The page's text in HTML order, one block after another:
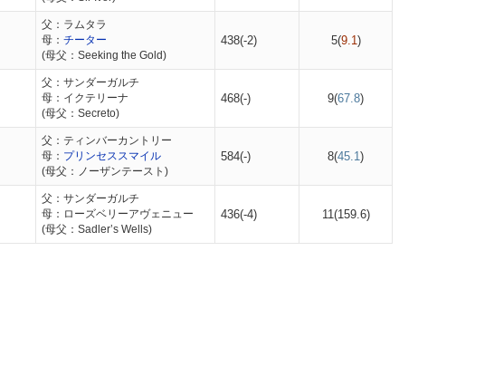
父：ラムタラ
母： チーター
(母父：Seeking the Gold)
438(-2) 5(9.1)
父：サンダーガルチ
母：イクテリーナ
(母父：Secreto)
468(-) 9(67.8)
父：ティンバーカントリー
母： プリンセススマイル
(母父：ノーザンテースト)
584(-) 8(45.1)
父：サンダーガルチ
母：ローズベリーアヴェニュー
(母父：Sadler’s Wells)
436(-4) 11(159.6)